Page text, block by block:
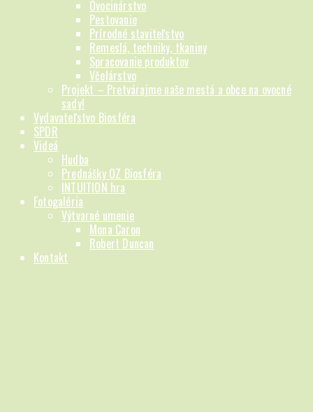
Ovocinárstvo
Pestovanie
Prírodné staviteľstvo
Remeslá, techniky, tkaniny
Spracovanie produktov
Včelárstvo
Projekt – Pretvárajme naše mestá a obce na ovocné
sady!
Vydavateľstvo Biosféra
SPDR
Videá
Hudba
Prednášky OZ Biosféra
INTUITION hra
Fotogaléria
Výtvarné umenie
Mona Caron
Robert Duncan
Kontakt